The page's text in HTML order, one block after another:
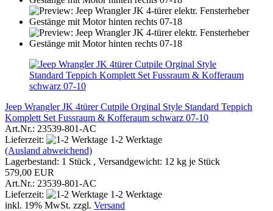
Jeep Wrangler JK 4türer Cutpile Orginal Style Standard Teppich
Komplett Set Fussraum & Kofferaum schwarz 07-10
Art.Nr.: 23539-801-AC
Lieferzeit:
1-2 Werktage
(Ausland abweichend)
Lagerbestand: 1 Stück , Versandgewicht: 12 kg je Stück
579,00 EUR
Art.Nr.: 23539-801-AC
Lieferzeit:
1-2 Werktage
inkl. 19% MwSt. zzgl. Versand